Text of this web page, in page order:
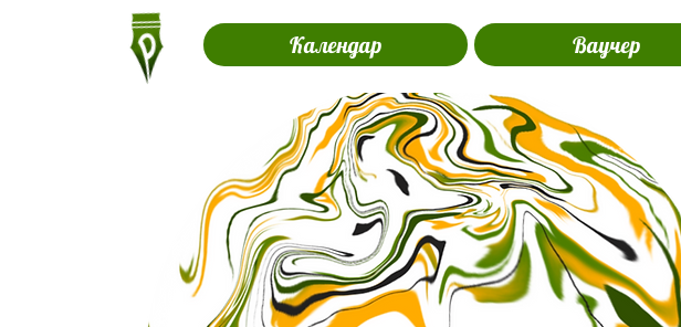
Календар Ваучер